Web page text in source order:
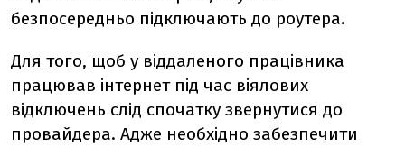
безпосередньо підключають до роутера.
Для того, щоб у віддаленого працівника
працював інтернет під час віялових
відключень слід спочатку звернутися до
провайдера. Адже необхідно забезпечити